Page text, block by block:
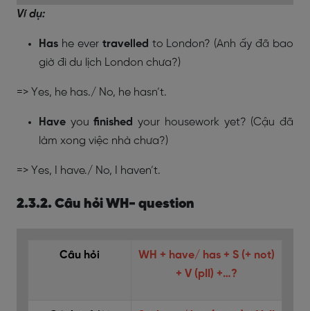
Ví dụ:
Has he evertravelled to London? (Anh ấy đã bao
giờ đi du lịch London chưa?)
=> Yes, he has./ No, he hasn’t.
Have youfinished your housework yet? (Cậu đã
làm xong việc nhà chưa?)
=> Yes, I have./ No, I haven’t.
2.3.2. Câu hỏi WH- question
Câu hỏi
WH + have/ has + S (+ not)
+ V (pII) +…?